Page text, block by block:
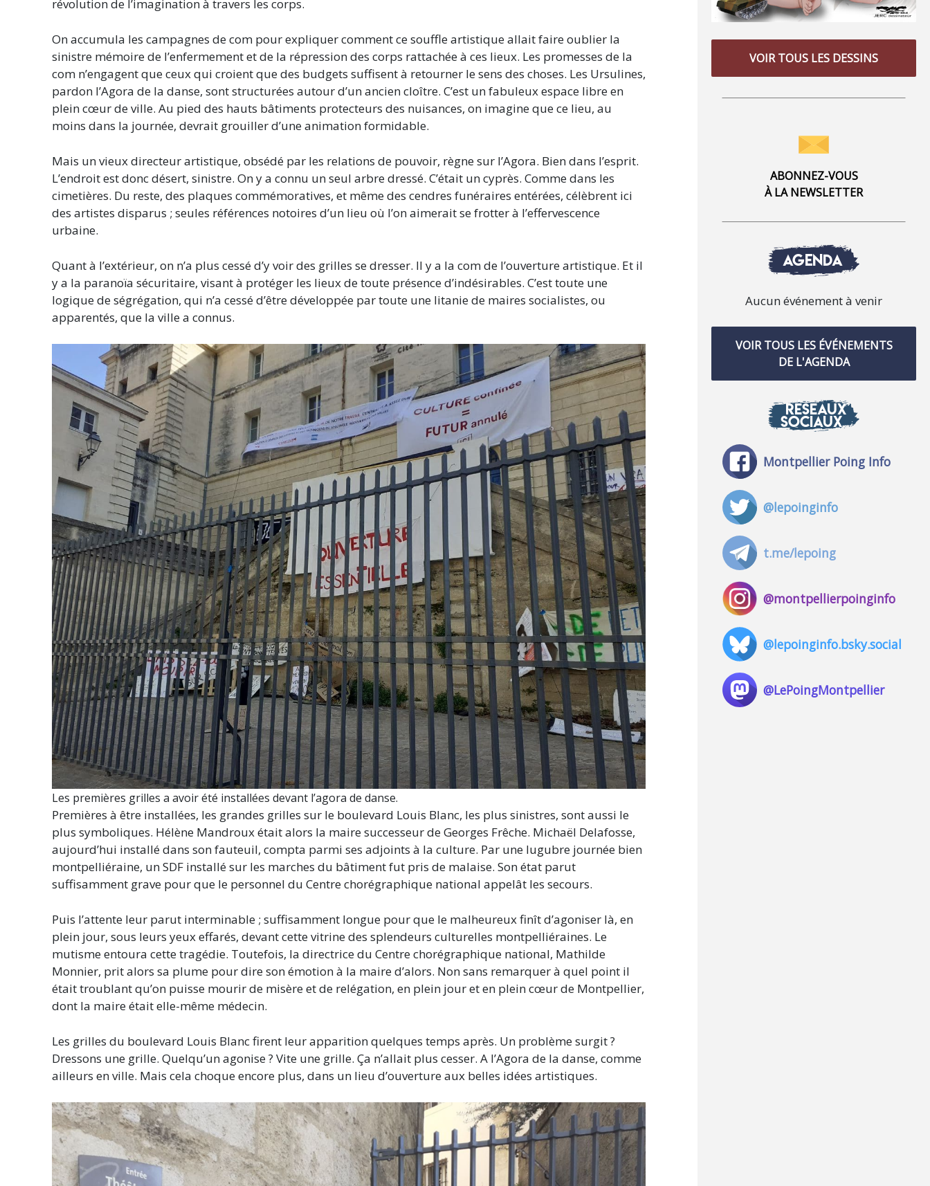
révolution de l’imagination à travers les corps.
On accumula les campagnes de com pour expliquer comment ce souffle artistique allait faire oublier la
sinistre mémoire de l’enfermement et de la répression des corps rattachée à ces lieux. Les promesses de la
com n’engagent que ceux qui croient que des budgets suffisent à retourner le sens des choses. Les Ursulines,
pardon l’Agora de la danse, sont structurées autour d’un ancien cloître. C’est un fabuleux espace libre en
plein cœur de ville. Au pied des hauts bâtiments protecteurs des nuisances, on imagine que ce lieu, au
moins dans la journée, devrait grouiller d’une animation formidable.
Mais un vieux directeur artistique, obsédé par les relations de pouvoir, règne sur l’Agora. Bien dans l’esprit.
L’endroit est donc désert, sinistre. On y a connu un seul arbre dressé. C’était un cyprès. Comme dans les
cimetières. Du reste, des plaques commémoratives, et même des cendres funéraires entérées, célèbrent ici
des artistes disparus ; seules références notoires d’un lieu où l’on aimerait se frotter à l’effervescence
urbaine.
Quant à l’extérieur, on n’a plus cessé d’y voir des grilles se dresser. Il y a la com de l’ouverture artistique. Et il
y a la paranoïa sécuritaire, visant à protéger les lieux de toute présence d’indésirables. C’est toute une
logique de ségrégation, qui n’a cessé d’être développée par toute une litanie de maires socialistes, ou
apparentés, que la ville a connus.
Les premières grilles a avoir été installées devant l’agora de danse.
Premières à être installées, les grandes grilles sur le boulevard Louis Blanc, les plus sinistres, sont aussi le
plus symboliques. Hélène Mandroux était alors la maire successeur de Georges Frêche. Michaël Delafosse,
aujourd’hui installé dans son fauteuil, compta parmi ses adjoints à la culture. Par une lugubre journée bien
montpelliéraine, un SDF installé sur les marches du bâtiment fut pris de malaise. Son état parut
suffisamment grave pour que le personnel du Centre chorégraphique national appelât les secours.
Puis l’attente leur parut interminable ; suffisamment longue pour que le malheureux finît d’agoniser là, en
plein jour, sous leurs yeux effarés, devant cette vitrine des splendeurs culturelles montpelliéraines. Le
mutisme entoura cette tragédie. Toutefois, la directrice du Centre chorégraphique national, Mathilde
Monnier, prit alors sa plume pour dire son émotion à la maire d’alors. Non sans remarquer à quel point il
était troublant qu’on puisse mourir de misère et de relégation, en plein jour et en plein cœur de Montpellier,
dont la maire était elle-même médecin.
Les grilles du boulevard Louis Blanc firent leur apparition quelques temps après. Un problème surgit ?
Dressons une grille. Quelqu’un agonise ? Vite une grille. Ça n’allait plus cesser. A l’Agora de la danse, comme
ailleurs en ville. Mais cela choque encore plus, dans un lieu d’ouverture aux belles idées artistiques.
VOIR TOUS LES DESSINS
ABONNEZ-VOUS
À LA NEWSLETTER
AGENDA
Aucun événement à venir
VOIR TOUS LES ÉVÉNEMENTS
DE L'AGENDA
RÉSEAUX
SOCIAUX
Montpellier Poing Info
@lepoinginfo
t.me/lepoing
@montpellierpoinginfo
@lepoinginfo.bsky.social
@LePoingMontpellier